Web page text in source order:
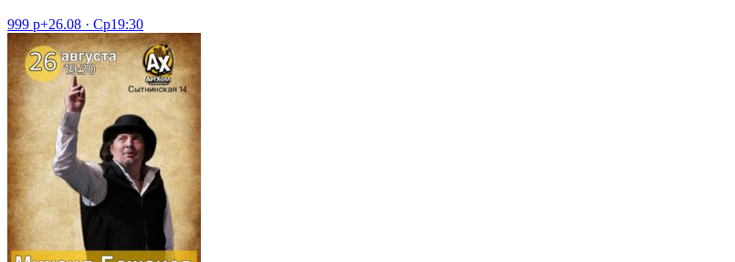
999 р+26.08 · Ср19:30